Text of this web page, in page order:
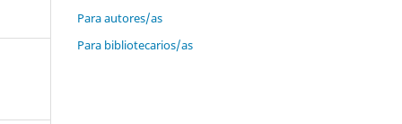
Para autores/as
Para bibliotecarios/as